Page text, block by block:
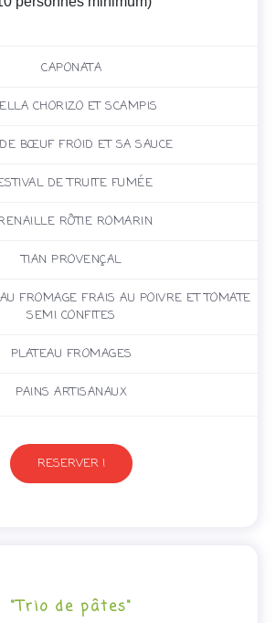
CAPONATA
CHORIZO ET SCAMPIS
BŒUF FROID ET SA SAUCE
DE TRUITE FUMÉE
RÔTIE ROMARIN
TIAN PROVENÇAL
FROMAGE FRAIS AU POIVRE ET TOMATE
SEMI CONFITES
PLATEAU FROMAGES
PAINS ARTISANAUX
RESERVER !
"Trio de pâtes"